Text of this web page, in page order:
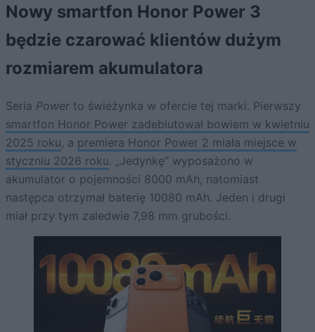
Nowy smartfon Honor Power 3
będzie czarować klientów dużym
rozmiarem akumulatora
Seria Power to świeżynka w ofercie tej marki. Pierwszy
smartfon Honor Power zadebiutował bowiem w kwietniu
2025 roku, a premiera Honor Power 2 miała miejsce w
styczniu 2026 roku. „Jedynkę” wyposażono w
akumulator o pojemności 8000 mAh, natomiast
następca otrzymał baterię 10080 mAh. Jeden i drugi
miał przy tym zaledwie 7,98 mm grubości.